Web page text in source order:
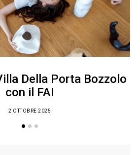
Della Porta Bozzolo
con il FAI
2 OTTOBRE 2025